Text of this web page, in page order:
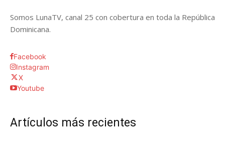
Somos LunaTV, canal 25 con cobertura en toda la República
Dominicana.
Facebook
Instagram
X
Youtube
Artículos más recientes